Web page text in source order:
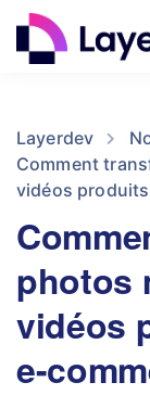
Layerdev
Comment
vidéos
photos
vidéos
e-